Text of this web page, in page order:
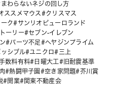
まわらないネジの回し方
ススメマウス
クリスマス
ク
サンリオピューロランド
ーリー
セブン-イレブン
パーツ不足
ヘヤジンプライム
シブル ユニクロ
三上
数料有料 日曜大工
旧耐震基準
熱闘甲子園 空き家問題
芥川賞
開業 関東不動産会